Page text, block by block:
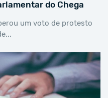
do Chega
um voto de protesto